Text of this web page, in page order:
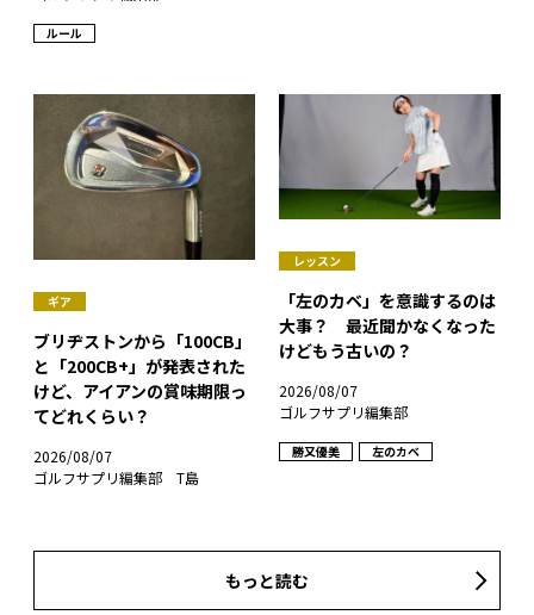
ルール
ギア
ブリヂストンから「100CB」
と「200CB+」が発表された
けど、アイアンの賞味期限っ
てどれくらい？
2026/08/07
ゴルフサプリ編集部 T島
レッスン
「左のカベ」を意識するのは
大事？ 最近聞かなくなった
けどもう古いの？
2026/08/07
ゴルフサプリ編集部
勝又優美 左のカベ
もっと読む